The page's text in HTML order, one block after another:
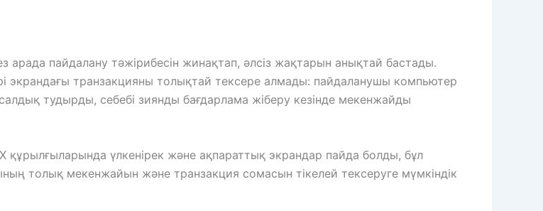
пайдалану тәжірибесін жинақтап, әлсіз жақтарын анықтай бастады.
транзакцияны толықтай тексере алмады: пайдаланушы компьютер
тудырды, себебі зиянды бағдарлама жіберу кезінде мекенжайды
үлкенірек және ақпараттық экрандар пайда болды, бұл
толық мекенжайын және транзакция сомасын тікелей тексеруге мүмкіндік